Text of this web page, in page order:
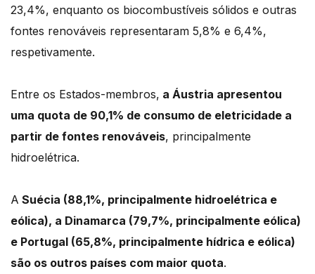
23,4%, enquanto os biocombustíveis sólidos e outras
fontes renováveis representaram 5,8% e 6,4%,
respetivamente.
Entre os Estados-membros, a Áustria apresentou
uma quota de 90,1% de consumo de eletricidade a
partir de fontes renováveis, principalmente
hidroelétrica.
A Suécia (88,1%, principalmente hidroelétrica e
eólica), a Dinamarca (79,7%, principalmente eólica)
e Portugal (65,8%, principalmente hídrica e eólica)
são os outros países com maior quota.